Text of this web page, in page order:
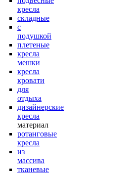
кресла
складные
с
подушкой
плетеные
кресла
мешки
кресла
кровати
для
отдыха
дизайнерские
кресла
материал
ротанговые
кресла
из
массива
тканевые